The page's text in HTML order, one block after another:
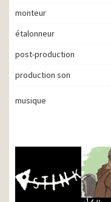
monteur
étalonneur
post-production
production son
musique